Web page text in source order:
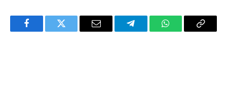
FacebookTwitter Email TelegramWhatsAppCopy